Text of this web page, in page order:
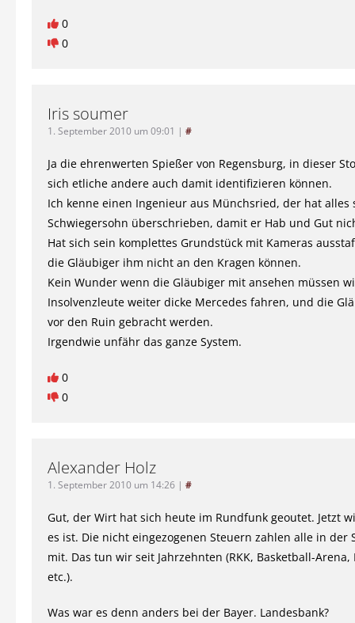
0
0
Iris soumer
1. September 2010 um 09:01 | #
Ja die ehrenwerten Spießer von Regensburg, in dieser
sich etliche andere auch damit identifizieren können.
Ich kenne einen Ingenieur aus Münchsried, der hat alles
Schwiegersohn überschrieben, damit er Hab und Gut
Hat sich sein komplettes Grundstück mit Kameras
die Gläubiger ihm nicht an den Kragen können.
Kein Wunder wenn die Gläubiger mit ansehen müssen
Insolvenzleute weiter dicke Mercedes fahren, und die
vor den Ruin gebracht werden.
Irgendwie unfähr das ganze System.
0
0
Alexander Holz
1. September 2010 um 14:26 | #
Gut, der Wirt hat sich heute im Rundfunk geoutet. Jetzt
es ist. Die nicht eingezogenen Steuern zahlen alle in der
mit. Das tun wir seit Jahrzehnten (RKK, Basketball-
etc.).
Was war es denn anders bei der Bayer. Landesbank?